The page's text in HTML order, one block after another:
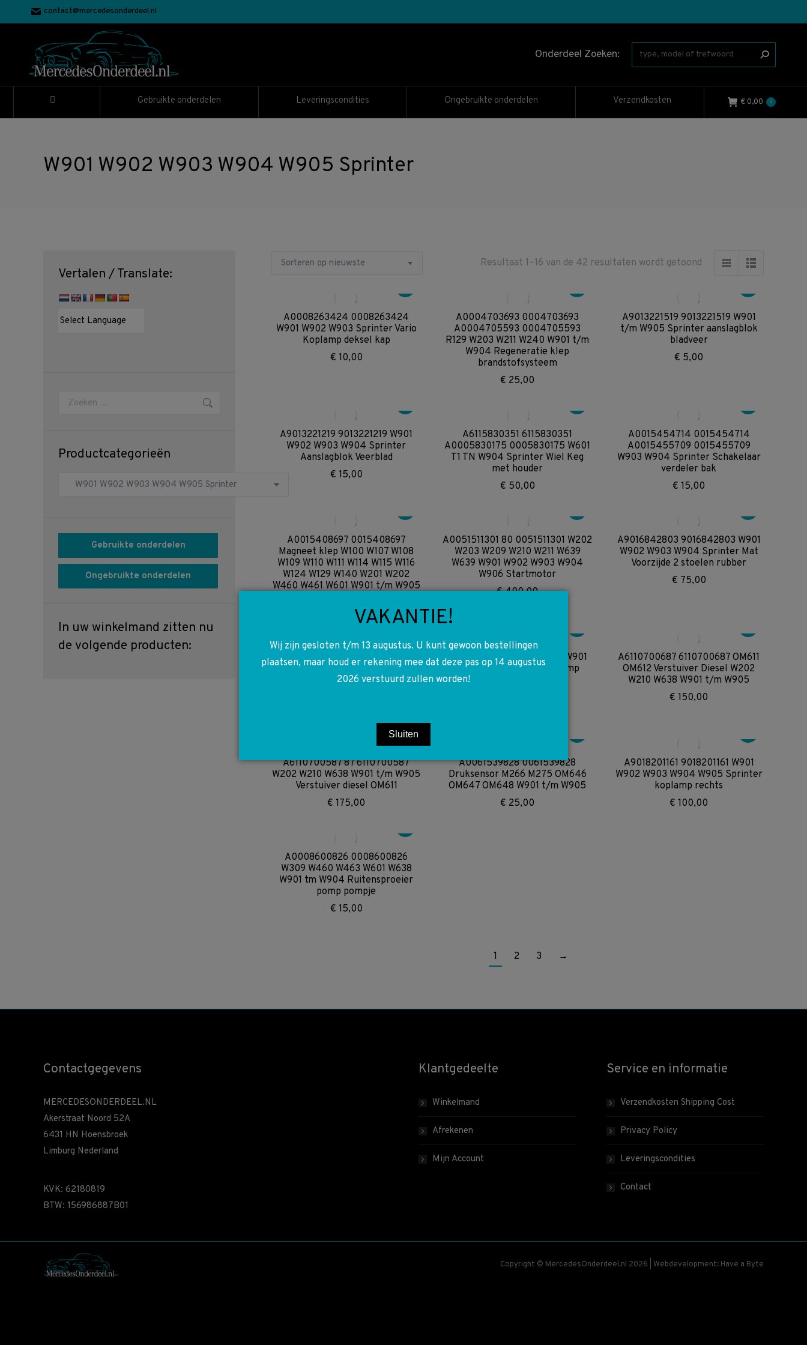
contact@mercedesonderdeel.nl
Onderdeel Zoeken:
Gebruikte onderdelen Leveringscondities Ongebruikte onderdelen Verzendkosten € 0,00 0
W901 W902 W903 W904 W905 Sprinter
Resultaat 1–16 van de 42 resultaten wordt getoond Gesorteerd
A0008263424 0008263424
W901 W902 W903 Sprinter Vario
Koplamp deksel kap
€ 10,00
A0004703693 0004703693
A0004705593 0004705593
R129 W203 W211 W240 W901 t/m
W904 Regeneratie klep
brandstofsysteem
€ 25,00
A9013221519 9013221519 W901
t/m W905 Sprinter aanslagblok
bladveer
€ 5,00
A9013221219 9013221219 W901
W902 W903 W904 Sprinter
Aanslagblok Veerblad
€ 15,00
A6115830351 6115830351
A0005830175 0005830175 W601
T1 TN W904 Sprinter Wiel Keg
met houder
€ 50,00
A0015454714 0015454714
A0015455709 0015455709
W903 W904 Sprinter Schakelaar
verdeler bak
€ 15,00
A0015408697 0015408697
Magneet klep W100 W107 W108
W109 W110 W111 W114 W115 W116
W124 W129 W140 W201 W202
W460 W461 W601 W901 t/m W905
A0051511301 80 0051511301 W202
W203 W209 W210 W211 W639
W639 W901 W902 W903 W904
W906 Startmotor
€400,00
A9016842803 9016842803 W901
W902 W903 W904 Sprinter Mat
Voorzijde 2 stoelen rubber
€ 75,00
A0025445403 0025445403
W690 W901 t/m W905 Sprinter
Achterlicht rechts bakwagen /
A9018202461 9018202461 W901
t/m W905 Sprinter koplamp
A6110700687 6110700687 OM611
OM612 Verstuiver Diesel W202
W210 W638 W901 t/m W905
€ 150,00
A6110700587 87 6110700587
W202 W210 W638 W901 t/m W905
Verstuiver diesel OM611
€ 175,00
A0061539828 0061539828
Druksensor M266 M275 OM646
OM647 OM648 W901 t/m W905
€ 25,00
A9018201161 9018201161 W901
W902 W903 W904 W905 Sprinter
koplamp rechts
€ 100,00
A0008600826 0008600826
W309 W460 W463 W601 W638
W901 tm W904 Ruitensproeier
pomp pompje
€ 15,00
1 2 3 →
Vertalen / Translate:
Zoeken:
Productcategorieën
Gebruikte onderdelen
Ongebruikte onderdelen
In uw winkelmand zitten nu
de volgende producten:
Contactgegevens
MERCEDESONDERDEEL.NL
Akerstraat Noord 52A
6431 HN Hoensbroek
Limburg Nederland
KVK: 62180819
BTW: 156986887B01
Klantgedeelte
Winkelmand
Afrekenen
Mijn Account
Service en informatie
Verzendkosten Shipping Cost
Privacy Policy
Leveringscondities
Contact
Copyright © MercedesOnderdeel.nl 2026 | Webdevelopment: Have a Byte
VAKANTIE!
Wij zijn gesloten t/m 13 augustus. U kunt gewoon bestellingen
plaatsen, maar houd er rekening mee dat deze pas op 14 augustus
2026 verstuurd zullen worden!
Sluiten